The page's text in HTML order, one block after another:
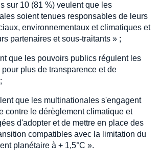
sur 10 (81 %) veulent que les
soient tenues responsables de leurs
environnementaux et climatiques et
partenaires et sous-traitants » ;
que les pouvoirs publics régulent les
plus de transparence et de
que les multinationales s'engagent
contre le dérèglement climatique et
d'adopter et de mettre en place des
compatibles avec la limitation du
planétaire à + 1,5°C ».